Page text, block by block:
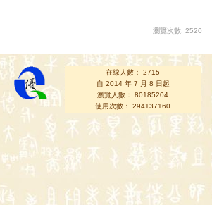
瀏覽次數: 2520
在線人數： 2715
自 2014 年 7 月 8 日起
瀏覽人數： 80185204
使用次數： 294137160